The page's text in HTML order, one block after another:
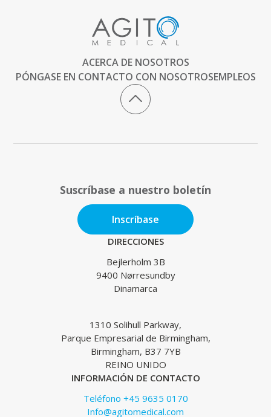
ACERCA DE NOSOTROS
PÓNGASE EN CONTACTO CON NOSOTROSEMPLEOS
Suscríbase a nuestro boletín
Inscríbase
DIRECCIONES
Bejlerholm 3B
9400 Nørresundby
Dinamarca
1310 Solihull Parkway,
Parque Empresarial de Birmingham,
Birmingham, B37 7YB
REINO UNIDO
INFORMACIÓN DE CONTACTO
Teléfono +45 9635 0170
Info@agitomedical.com